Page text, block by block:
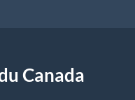
Canada